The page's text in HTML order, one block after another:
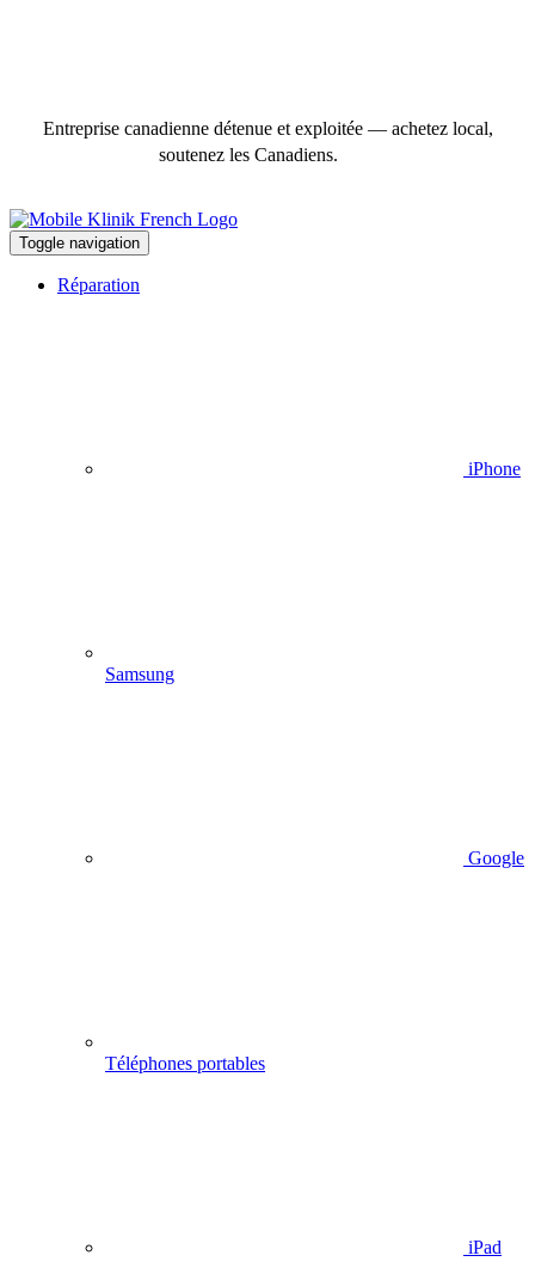
Entreprise canadienne détenue et exploitée — achetez local,
soutenez les Canadiens.
Toggle navigation
Réparation
iPhone
Samsung
Google
Téléphones portables
iPad